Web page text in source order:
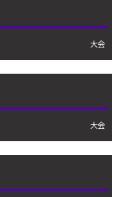
大会
大会